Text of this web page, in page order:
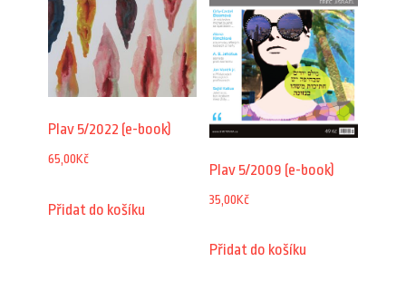
Plav 5/2022 (e-book)
65,00Kč
Přidat do košíku
Plav 5/2009 (e-book)
35,00Kč
Přidat do košíku